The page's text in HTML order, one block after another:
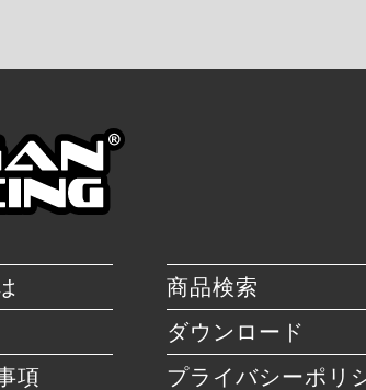
商品検索
ダウンロード
項 プライバシーポリ